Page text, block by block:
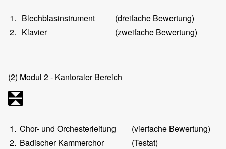
1. Blechblasinstrument
(dreifache Bewertung)
2. Klavier (zweifache Bewertung)
(2) Modul 2 - Kantoraler Bereich
1. Chor- und Orchesterleitung
(vierfache Bewertung)
2. Badischer Kammerchor
(Testat)